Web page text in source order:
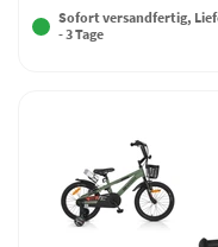
Sofort versandfertig,
- 3 Tage